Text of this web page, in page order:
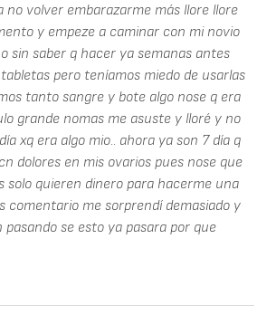
no volver embarazarme más llore llore
y empeze a caminar con mi novio
sin saber q hacer ya semanas antes
pero teníamos miedo de usarlas
tanto sangre y bote algo nose q era
grande nomas me asuste y lloré y no
xq era algo mio.. ahora ya son 7 día q
dolores en mis ovarios pues nose que
solo quieren dinero para hacerme una
comentario me sorprendí demasiado y
pasando se esto ya pasara por que